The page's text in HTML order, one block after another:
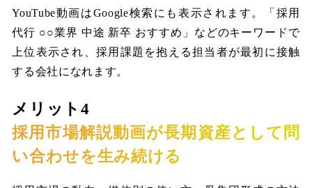
YouTube動画はGoogle検索にも表示されます。「採用
代行 ○○業界 中途 新卒 おすすめ」などのキーワードで
上位表示され、採用課題を抱える担当者が最初に接触
する会社になれます。
メリット4
採用市場解説動画が長期資産として問
い合わせを生み続ける